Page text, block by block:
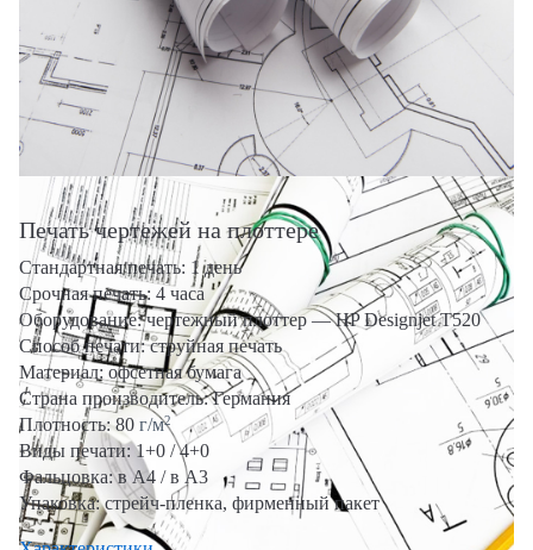
Печать чертежей на плоттере
Стандартная печать: 1 день
Срочная печать: 4 часа
Оборудование: чертежный плоттер — HP Designjet T520
Способ печати: струйная печать
Материал: офсетная бумага
Страна производитель: Германия
Плотность: 80 г/м2
Виды печати: 1+0 / 4+0
Фальцовка: в А4 / в А3
Упаковка:стрейч-пленка, фирменный пакет